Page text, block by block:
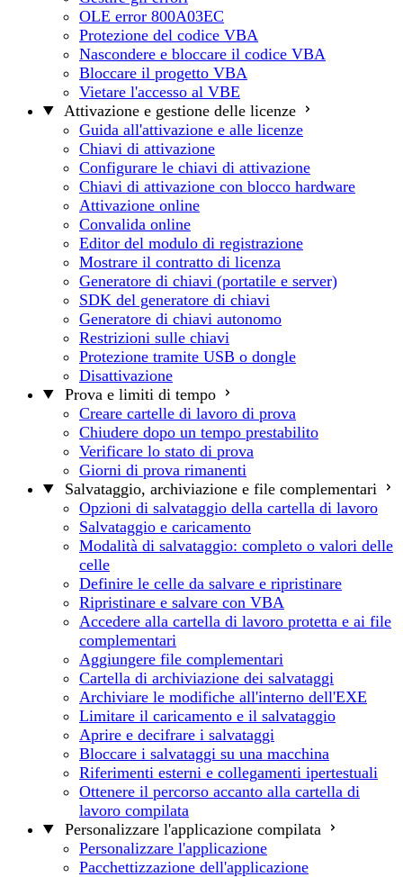
OLE error 800A03EC
Protezione del codice VBA
Nascondere e bloccare il codice VBA
Bloccare il progetto VBA
Vietare l'accesso al VBE
Attivazione e gestione delle licenze
Guida all'attivazione e alle licenze
Chiavi di attivazione
Configurare le chiavi di attivazione
Chiavi di attivazione con blocco hardware
Attivazione online
Convalida online
Editor del modulo di registrazione
Mostrare il contratto di licenza
Generatore di chiavi (portatile e server)
SDK del generatore di chiavi
Generatore di chiavi autonomo
Restrizioni sulle chiavi
Protezione tramite USB o dongle
Disattivazione
Prova e limiti di tempo
Creare cartelle di lavoro di prova
Chiudere dopo un tempo prestabilito
Verificare lo stato di prova
Giorni di prova rimanenti
Salvataggio, archiviazione e file complementari
Opzioni di salvataggio della cartella di lavoro
Salvataggio e caricamento
Modalità di salvataggio: completo o valori delle
celle
Definire le celle da salvare e ripristinare
Ripristinare e salvare con VBA
Accedere alla cartella di lavoro protetta e ai file
complementari
Aggiungere file complementari
Cartella di archiviazione dei salvataggi
Archiviare le modifiche all'interno dell'EXE
Limitare il caricamento e il salvataggio
Aprire e decifrare i salvataggi
Bloccare i salvataggi su una macchina
Riferimenti esterni e collegamenti ipertestuali
Ottenere il percorso accanto alla cartella di
lavoro compilata
Personalizzare l'applicazione compilata
Personalizzare l'applicazione
Pacchettizzazione dell'applicazione